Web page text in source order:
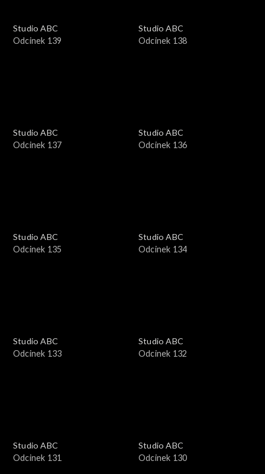
Studio ABC
Odcinek 139
Studio ABC
Odcinek 138
Studio ABC
Odcinek 137
Studio ABC
Odcinek 136
Studio ABC
Odcinek 135
Studio ABC
Odcinek 134
Studio ABC
Odcinek 133
Studio ABC
Odcinek 132
Studio ABC
Odcinek 131
Studio ABC
Odcinek 130